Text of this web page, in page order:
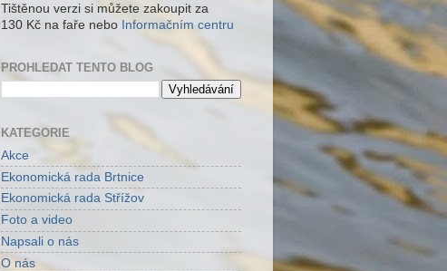
Tištěnou verzi si můžete zakoupit za
130 Kč na faře nebo Informačním centru
PROHLEDAT TENTO BLOG
KATEGORIE
Akce
Ekonomická rada Brtnice
Ekonomická rada Střížov
Foto a video
Napsali o nás
O nás